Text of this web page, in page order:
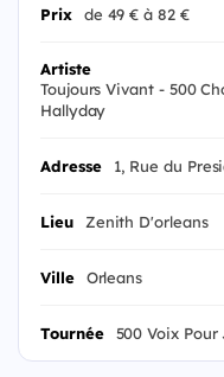
Prix de 49 € à 82 €
Artiste
Toujours Vivant - 500
Hallyday
Adresse 1, Rue du
Lieu Zenith D'orleans
Ville Orleans
Tournée 500 Voix Pour